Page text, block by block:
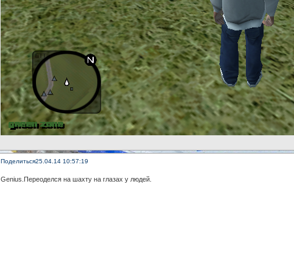
Поделиться25.04.14 10:57:19
Genius.Переоделся на шахту на глазах у людей.